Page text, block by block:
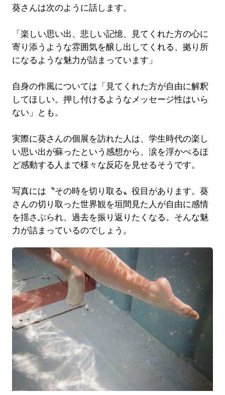
葵さんは次のように話します。
「楽しい思い出、悲しい記憶、見てくれた方の心に
寄り添うような雰囲気を醸し出してくれる、拠り所
になるような魅力が詰まっています」
自身の作風については「見てくれた方が自由に解釈
してほしい。押し付けるようなメッセージ性はいら
ない」とも。
実際に葵さんの個展を訪れた人は、学生時代の楽し
い思い出が蘇ったという感想から、涙を浮かべるほ
ど感動する人まで様々な反応を見せるそうです。
写真には〝その時を切り取る〟役目があります。葵
さんの切り取った世界観を垣間見た人が自由に感情
を揺さぶられ、過去を振り返りたくなる。そんな魅
力が詰まっているのでしょう。